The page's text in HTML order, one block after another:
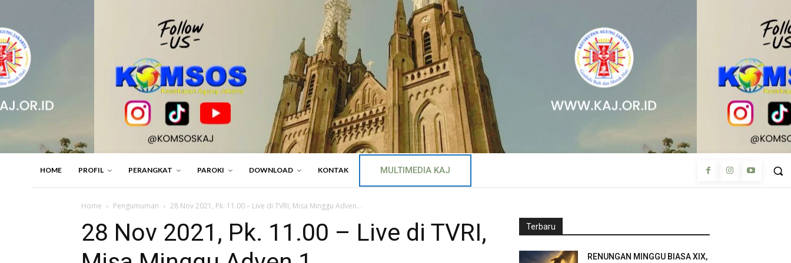
HOME PROFIL PERANGKAT PAROKI DOWNLOAD KONTAK MULTIMEDIA KAJ
Home Pengumuman 28 Nov 2021, Pk. 11.00 – Live di TVRI, Misa Minggu Adven...
28 Nov 2021, Pk. 11.00 – Live di TVRI,
Terbaru
RENUNGAN MINGGU BIASA XIX,